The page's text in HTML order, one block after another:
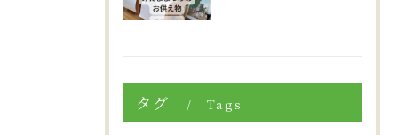
タグ Tags